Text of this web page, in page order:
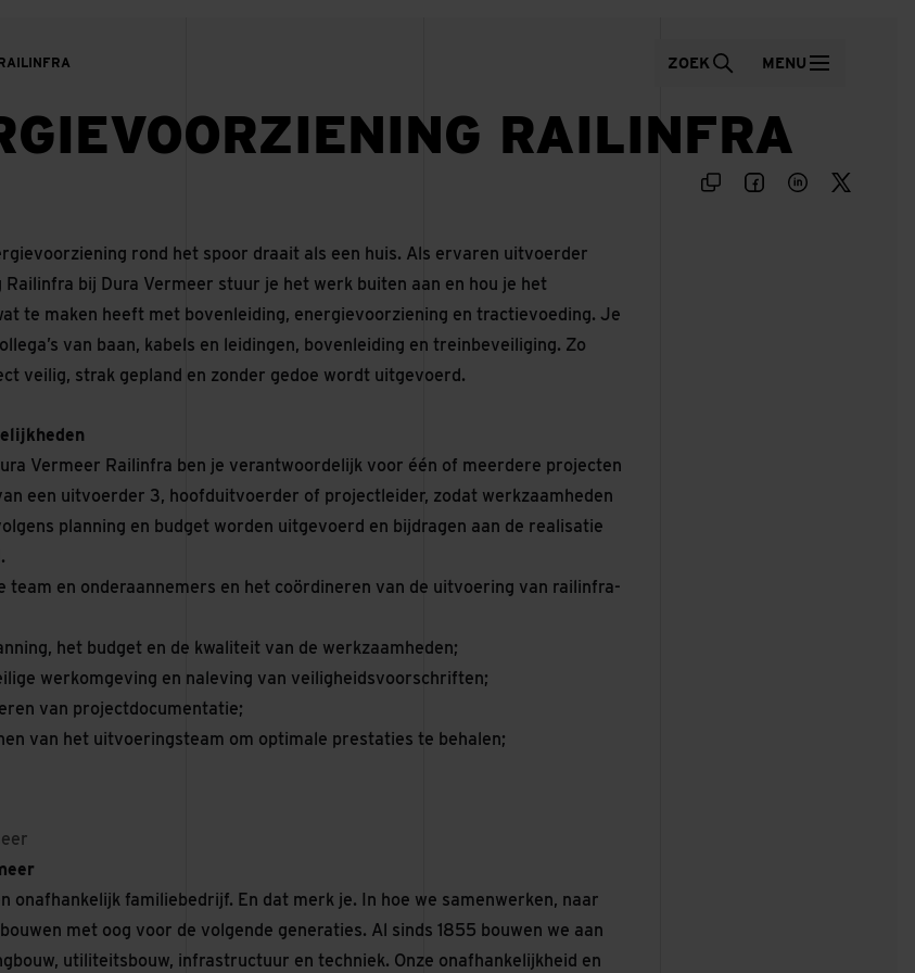
ZOEK MENU
RAILINFRA
rond het spoor draait als een huis. Als ervaren uitvoerder
bij Dura Vermeer stuur je het werk buiten aan en hou je het
te maken heeft met bovenleiding, energievoorziening en tractievoeding. Je
van baan, kabels en leidingen, bovenleiding en treinbeveiliging. Zo
veilig, strak gepland en zonder gedoe wordt uitgevoerd.
Vermeer Railinfra ben je verantwoordelijk voor één of meerdere projecten
een uitvoerder 3, hoofduitvoerder of projectleider, zodat werkzaamheden
planning en budget worden uitgevoerd en bijdragen aan de realisatie
team en onderaannemers en het coördineren van de uitvoering van railinfra-
het budget en de kwaliteit van de werkzaamheden;
werkomgeving en naleving van veiligheidsvoorschriften;
van projectdocumentatie;
van het uitvoeringsteam om optimale prestaties te behalen;
onafhankelijk familiebedrijf. En dat merk je. In hoe we samenwerken, naar
met oog voor de volgende generaties. Al sinds 1855 bouwen we aan
utiliteitsbouw, infrastructuur en techniek. Onze onafhankelijkheid en